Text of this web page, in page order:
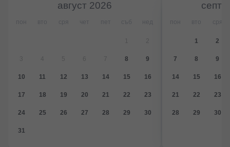
мигновено, а изживяването е насочено и към
засилване на мислите към твоите мечти и желания.
август 2026
пон вто сря чет пет нед
5 8 9
10 11 12 13 14 15 16
17 18 19 20 21 22 23
24 25 26 27 28 29 30
31
пон вто сря
1 2
7 8 9
14 15 16
21 22 23
28 29 30